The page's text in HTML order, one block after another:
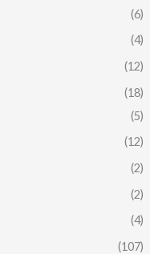
(6)
(4)
(12)
(18)
(5)
(12)
(2)
(2)
(4)
(107)